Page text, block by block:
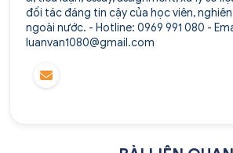
đối tác đáng tin cậy của học viên,
ngoài nước. - Hotline: 0969 991 080 -
luanvan1080@gmail.com